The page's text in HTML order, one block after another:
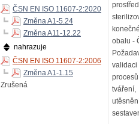
ČSN EN ISO 11607-2:2020
Změna A1-5.24
Změna A11-12.22
nahrazuje
ČSN EN ISO 11607-2:2006
Změna A1-1.15
Zrušená
obalu -
validaci
procesů
tváření,